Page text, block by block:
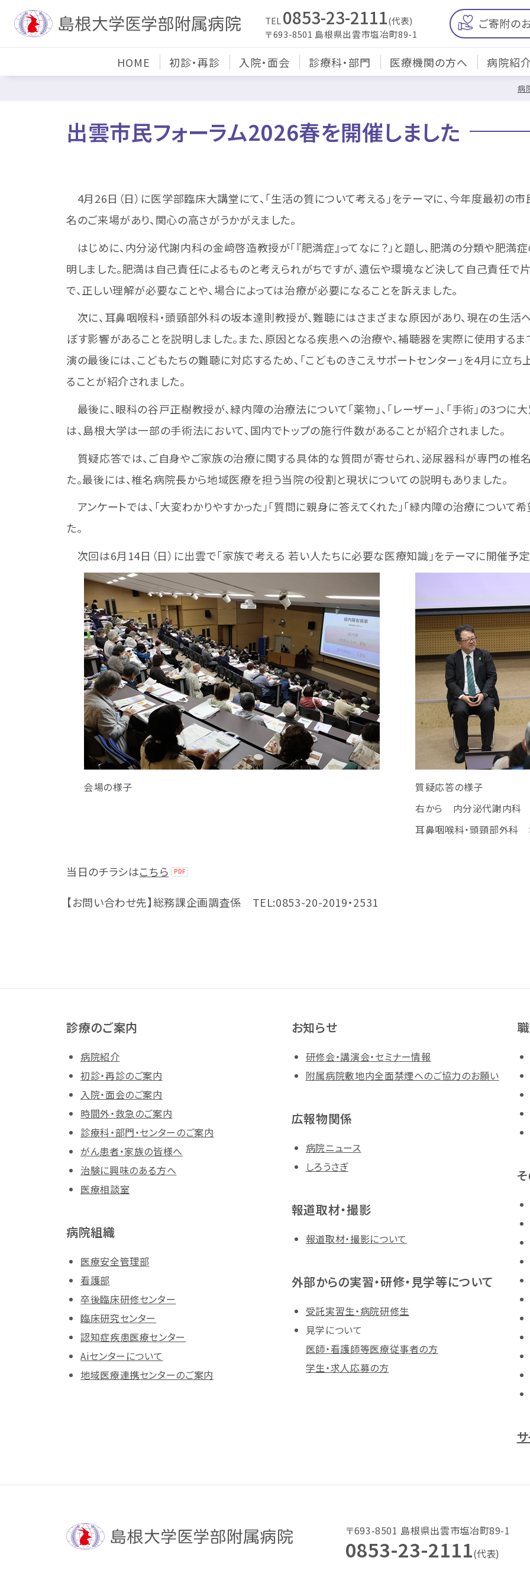
TEL 0853-23-2111(代表)
〒693-8501 島根県出雲市塩冶町89-1
ご寄附の
HOME 初診・再診 入院・面会 診療科・部門 医療機関の方へ 病院紹
病
出雲市民フォーラム2026春を開催しました
4月26日（日）に医学部臨床大講堂にて、「生活の質について考える」をテーマに、今年度最初の
名のご来場があり、関心の高さがうかがえました。
はじめに、内分泌代謝内科の金﨑啓造教授が「『肥満症』ってなに？」と題し、肥満の分類や肥
明しました。肥満は自己責任によるものと考えられがちですが、遺伝や環境など決して自己責任で
で、正しい理解が必要なことや、場合によっては治療が必要になることを訴えました。
次に、耳鼻咽喉科・頭頸部外科の坂本達則教授が、難聴にはさまざまな原因があり、現在の生活
ぼす影響があることを説明しました。また、原因となる疾患への治療や、補聴器を実際に使用する
演の最後には、こどもたちの難聴に対応するため、「こどものきこえサポートセンター」を4月に立
ることが紹介されました。
最後に、眼科の谷戸正樹教授が、緑内障の治療法について「薬物」、「レーザー」、「手術」の3つ
は、島根大学は一部の手術法において、国内でトップの施行件数があることが紹介されました。
質疑応答では、ご自身やご家族の治療に関する具体的な質問が寄せられ、泌尿器科が専門の椎
た。最後には、椎名病院長から地域医療を担う当院の役割と現状についての説明もありました。
アンケートでは、「大変わかりやすかった」「質問に親身に答えてくれた」「緑内障の治療について
た。
次回は6月14日（日）に出雲で「家族で考える 若い人たちに必要な医療知識」をテーマに開催予定
会場の様子
質疑応答の様子
右から 内分泌代謝内科
耳鼻咽喉科・頭頸部外
当日のチラシはこちら
【お問い合わせ先】総務課企画調査係 TEL:0853-20-2019・2531
診療のご案内
病院紹介
初診・再診のご案内
入院・面会のご案内
時間外・救急のご案内
診療科・部門・センターのご案内
がん患者・家族の皆様へ
治験に興味のある方へ
医療相談室
病院組織
医療安全管理部
看護部
卒後臨床研修センター
臨床研究センター
認知症疾患医療センター
Aiセンターについて
地域医療連携センターのご案内
お知らせ
研修会・講演会・セミナー情報
附属病院敷地内全面禁煙へのご協力のお願い
広報物関係
病院ニュース
しろうさぎ
報道取材・撮影
報道取材・撮影について
外部からの実習・研修・見学等について
受託実習生・病院研修生
見学について
医師・看護師等医療従事者の方
学生・求人応募の方
〒693-8501 島根県出雲市塩冶町89-1
0853-23-2111(代表)